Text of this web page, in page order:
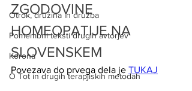
Otrok, družina in družba
Pomembni teksti drugih avtorjev
Korona
O Tot in drugih terapjiskih metodah
ZGODOVINE
HOMEOPATIJE NA
SLOVENSKEM
Povezava do prvega dela je TUKAJ